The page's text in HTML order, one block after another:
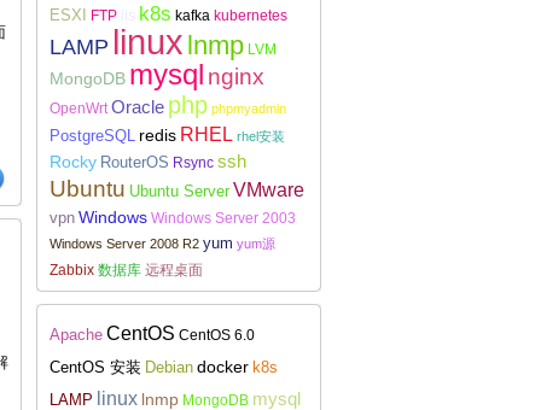
Linux下安装配置WireGuard
ESXI FTP k8s kafka kubernetes
LAMP linux lnmp LVM
MongoDB mysql nginx
OpenWrt Oracle php phpmyadmin
PostgreSQL redis RHEL rhel安装
Rocky RouterOS Rsync ssh
Ubuntu Ubuntu Server VMware
vpn Windows Windows Server 2003
Windows Server 2008 R2 yum yum源
Zabbix 数据库 远程桌面
Apache CentOS CentOS 6.0
CentOS 安装 Debian docker k8s
LAMP linux lnmp MongoDB mysql